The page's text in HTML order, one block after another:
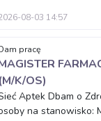
08-03 14:57
pracę
(M/K/OS)
Aptek Dbam o
na stanowisko: